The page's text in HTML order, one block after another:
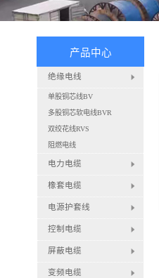
产品中心
绝缘电线
单股铜芯线BV
多股铜芯软电线BVR
双绞花线RVS
阻燃电线
电力电缆
橡套电缆
电源护套线
控制电缆
屏蔽电缆
变频电缆